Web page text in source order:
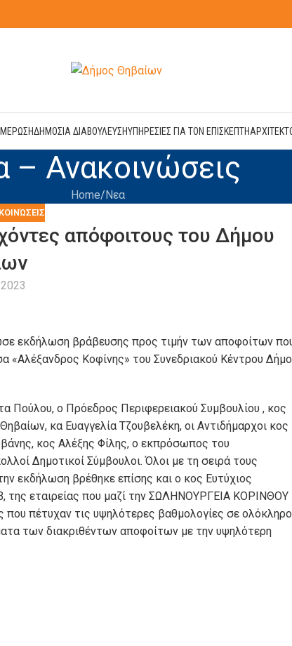
ΔΗΜΟΣΙΑ ΔΙΑΒΟΥΛΕΥΣΗΥΠΗΡΕΣΙΕΣ ΓΙΑ ΤΟΝ ΕΠΙΣΚΕΠΤΗ
– Ανακοινώσεις
Home Νεα
απόφοιτους του Δήμου
εκδήλωση βράβευσης προς τιμήν των αποφοίτων
«Αλέξανδρος Κοφίνης» του Συνεδριακού Κέντρου
Πούλου, ο Πρόεδρος Περιφερειακού Συμβουλίου , κος
κα Ευαγγελία Τζουβελέκη, οι Αντιδήμαρχοι κος
κος Αλέξης Φίλης, ο εκπρόσωπος του
Δημοτικοί Σύμβουλοι. Όλοι με τη σειρά τους
εκδήλωση βρέθηκε επίσης και ο κος Ευτύχιος
της εταιρείας που μαζί την ΣΩΛΗΝΟΥΡΓΕΙΑ ΚΟΡΙΝΘΟΥ
πέτυχαν τις υψηλότερες βαθμολογίες σε ολόκληρο
των διακριθέντων αποφοίτων με την υψηλότερη